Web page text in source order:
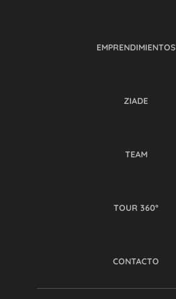
EMPRENDIMIENTOS
ZIADE
TEAM
TOUR 360º
CONTACTO